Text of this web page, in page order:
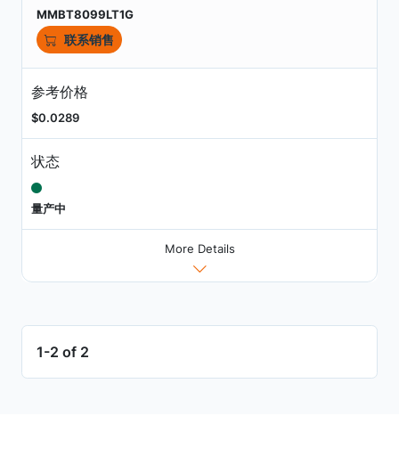
MMBT8099LT1G
联系销售
参考价格
$0.0289
状态
量产中
More Details
1-2 of 2